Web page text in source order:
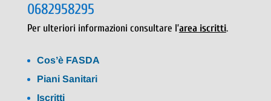
0682958295
Per ulteriori informazioni consultare l’area iscritti.
Cos’è FASDA
Piani Sanitari
Iscritti